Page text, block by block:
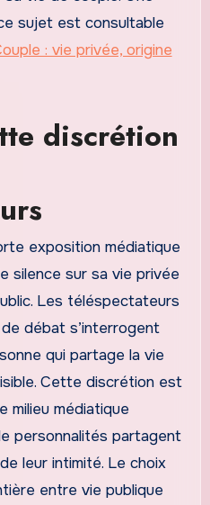
sujet est consultable
: vie privée, origine
discrétion
exposition médiatique
silence sur sa vie privée
Les téléspectateurs
débat s’interrogent
qui partage la vie
Cette discrétion est
milieu médiatique
personnalités partagent
leur intimité. Le choix
entre vie publique